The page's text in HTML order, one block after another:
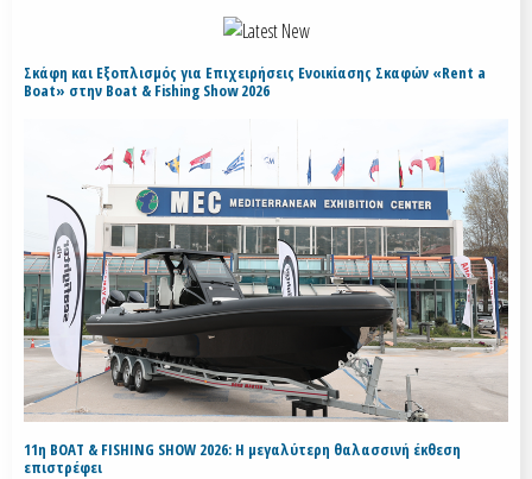
Σκάφη και Εξοπλισμός για Επιχειρήσεις Ενοικίασης Σκαφών «Rent a
Boat» στην Boat & Fishing Show 2026
11η BOAT & FISHING SHOW 2026: Η μεγαλύτερη θαλασσινή έκθεση
επιστρέφει